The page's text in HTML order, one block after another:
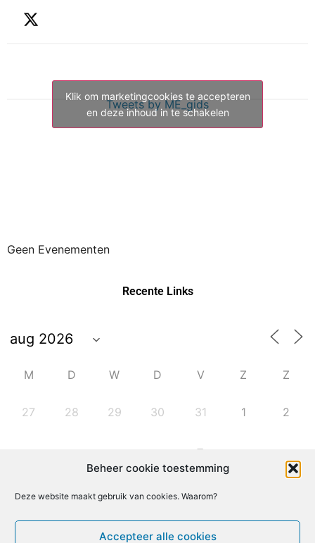
Beheer cookie toestemming
Deze website maakt gebruik van cookies. Waarom?
Accepteer alle cookies
Tweets by ME_gids
Klik om marketingcookies te accepteren
en deze inhoud in te schakelen
Geen Evenementen
Recente Links
M D W D V Z Z
27 28 29 30 31 1 2
7
10 11 12 13 14